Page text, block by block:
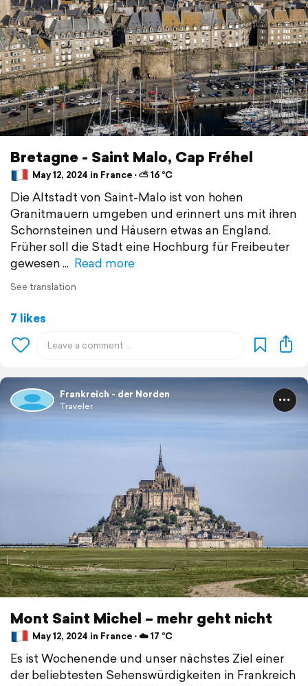
Bretagne - Saint Malo, Cap Fréhel
May 12, 2024 in France ⋅ ⛅ 16 °C
Die Altstadt von Saint-Malo ist von hohen
Granitmauern umgeben und erinnert uns mit ihren
Schornsteinen und Häusern etwas an England.
Früher soll die Stadt eine Hochburg für Freibeuter
gewesen
Read more
See translation
7 likes
Frankreich - der Norden
Traveler
Mont Saint Michel – mehr geht nicht
May 12, 2024 in France ⋅ ☁️ 17 °C
Es ist Wochenende und unser nächstes Ziel einer
der beliebtesten Sehenswürdigkeiten in Frankreich